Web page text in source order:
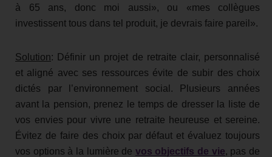
à 65 ans, donc moi aussi», ou «mes collègues
investissent tous dans tel produit, je devrais faire pareil».
Solution: Définir un projet de retraite clair, personnalisé
et aligné avec ses ressources évite de subir des choix
dictés par l’environnement social. Plusieurs années
avant la pension, prenez le temps de dresser la liste de
vos envies pour vivre une retraite heureuse et sereine.
Évitez de faire des choix par défaut et évaluez toujours
vos options à la lumière de vos objectifs de vie, pas de